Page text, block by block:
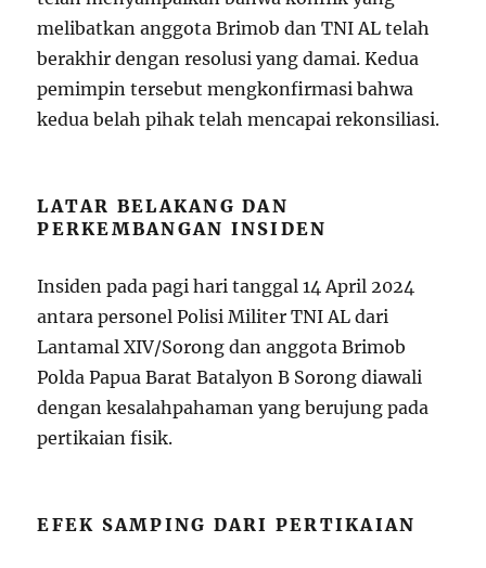
melibatkan anggota Brimob dan TNI AL telah
berakhir dengan resolusi yang damai. Kedua
pemimpin tersebut mengkonfirmasi bahwa
kedua belah pihak telah mencapai rekonsiliasi.
LATAR BELAKANG DAN
PERKEMBANGAN INSIDEN
Insiden pada pagi hari tanggal 14 April 2024
antara personel Polisi Militer TNI AL dari
Lantamal XIV/Sorong dan anggota Brimob
Polda Papua Barat Batalyon B Sorong diawali
dengan kesalahpahaman yang berujung pada
pertikaian fisik.
EFEK SAMPING DARI PERTIKAIAN